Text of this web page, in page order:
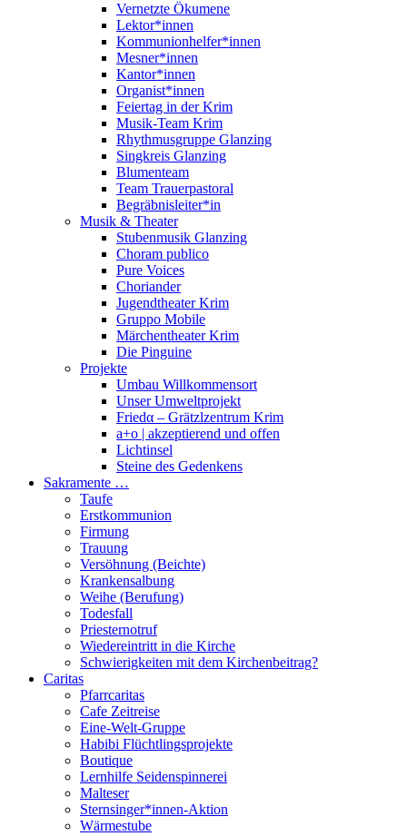
Vernetzte Ökumene
Lektor*innen
Kommunionhelfer*innen
Mesner*innen
Kantor*innen
Organist*innen
Feiertag in der Krim
Musik-Team Krim
Rhythmusgruppe Glanzing
Singkreis Glanzing
Blumenteam
Team Trauerpastoral
Begräbnisleiter*in
Musik & Theater
Stubenmusik Glanzing
Choram publico
Pure Voices
Choriander
Jugendtheater Krim
Gruppo Mobile
Märchentheater Krim
Die Pinguine
Projekte
Umbau Willkommensort
Unser Umweltprojekt
Friedα – Grätzlzentrum Krim
a+o | akzeptierend und offen
Lichtinsel
Steine des Gedenkens
Sakramente …
Taufe
Erstkommunion
Firmung
Trauung
Versöhnung (Beichte)
Krankensalbung
Weihe (Berufung)
Todesfall
Priesternotruf
Wiedereintritt in die Kirche
Schwierigkeiten mit dem Kirchenbeitrag?
Caritas
Pfarrcaritas
Cafe Zeitreise
Eine-Welt-Gruppe
Habibi Flüchtlingsprojekte
Boutique
Lernhilfe Seidenspinnerei
Malteser
Sternsinger*innen-Aktion
Wärmestube